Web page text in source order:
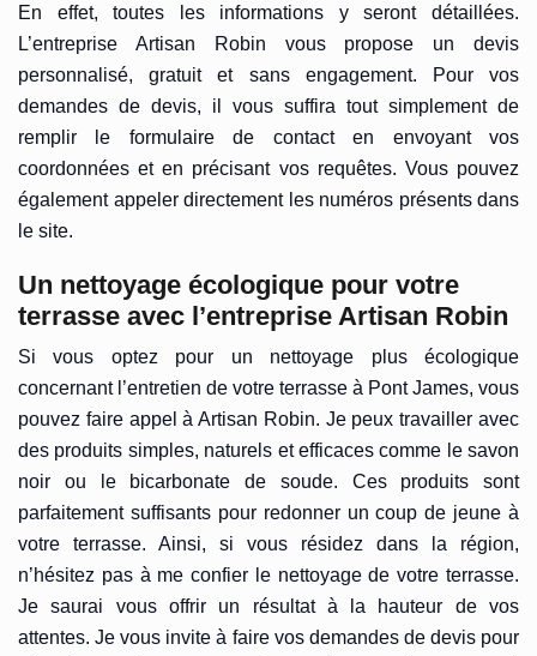
En effet, toutes les informations y seront détaillées.
L’entreprise Artisan Robin vous propose un devis
personnalisé, gratuit et sans engagement. Pour vos
demandes de devis, il vous suffira tout simplement de
remplir le formulaire de contact en envoyant vos
coordonnées et en précisant vos requêtes. Vous pouvez
également appeler directement les numéros présents dans
le site.
Un nettoyage écologique pour votre
terrasse avec l’entreprise Artisan Robin
Si vous optez pour un nettoyage plus écologique
concernant l’entretien de votre terrasse à Pont James, vous
pouvez faire appel à Artisan Robin. Je peux travailler avec
des produits simples, naturels et efficaces comme le savon
noir ou le bicarbonate de soude. Ces produits sont
parfaitement suffisants pour redonner un coup de jeune à
votre terrasse. Ainsi, si vous résidez dans la région,
n’hésitez pas à me confier le nettoyage de votre terrasse.
Je saurai vous offrir un résultat à la hauteur de vos
attentes. Je vous invite à faire vos demandes de devis pour